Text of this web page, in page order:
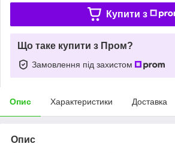
Купити з
Що таке купити з Пром?
Замовлення під захистом
Опис Характеристики Доставка
Опис